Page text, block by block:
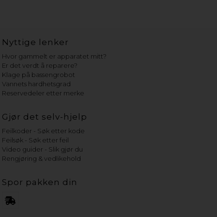
Nyttige lenker
Hvor gammelt er apparatet mitt?
Er det verdt å reparere?
Klage på bassengrobot
Vannets hardhetsgrad
Reservedeler etter merke
Gjør det selv-hjelp
Feilkoder - Søk etter kode
Feilsøk - Søk etter feil
Video guider - Slik gjør du
Rengjøring & vedlikehold
Spor pakken din